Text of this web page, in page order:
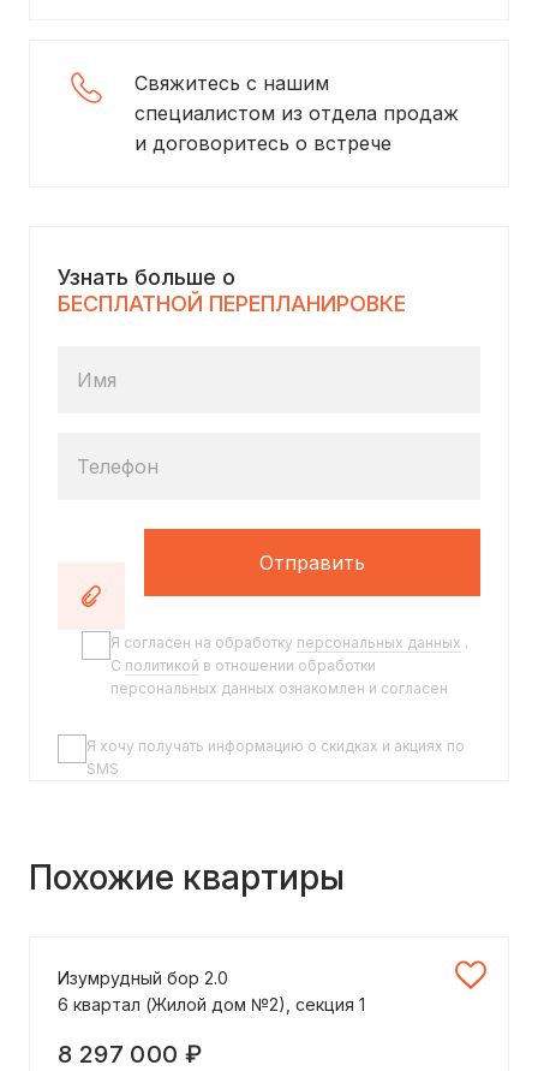
Свяжитесь с нашим
специалистом из отдела продаж
и договоритесь о встрече
Узнать больше о
БЕСПЛАТНОЙ ПЕРЕПЛАНИРОВКЕ
Имя
Телефон
Отправить
Я согласен на обработку персональных данных .
C политикой в отношении обработки
персональных данных ознакомлен и согласен
Я хочу получать информацию о скидках и акциях по
SMS
Похожие квартиры
Изумрудный бор 2.0
6 квартал (Жилой дом №2), секция 1
8 297 000 ₽